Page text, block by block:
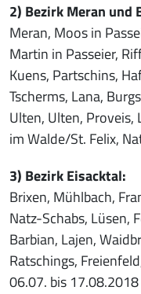
2) Bezirk Meran und
Meran, Moos in
Martin in Passeier,
Kuens, Partschins,
Tscherms, Lana,
Ulten, Ulten, Proveis,
im Walde/St. Felix,
3) Bezirk Eisacktal:
Brixen, Mühlbach,
Natz-Schabs, Lüsen,
Barbian, Lajen,
Ratschings,
06.07. bis 17.08.2018